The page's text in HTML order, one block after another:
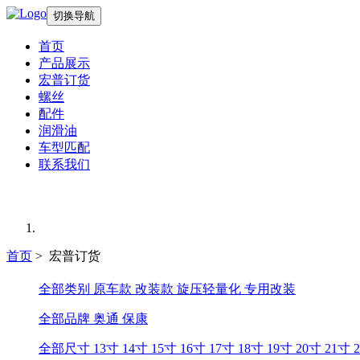
切换导航
首页
产品展示
宏普订货
螺丝
配件
润滑油
车型匹配
联系我们
首页 > 宏普订货
全部类别 原车款 改装款 旋压轻量化 专用改装
全部品牌 奥通 保康
全部尺寸 13寸 14寸 15寸 16寸 17寸 18寸 19寸 20寸 21寸